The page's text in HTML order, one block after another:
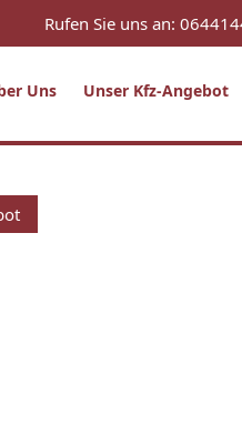
Uns Unser Kfz-Angebot
Rufen Sie uns an: